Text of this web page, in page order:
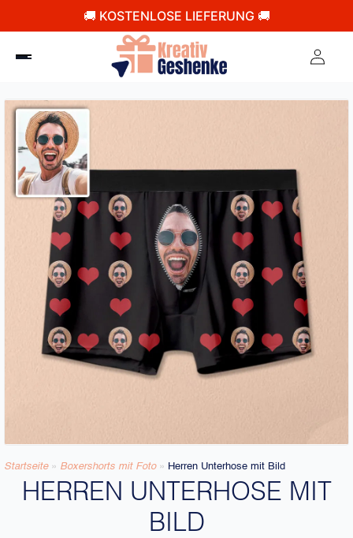
🚚 KOSTENLOSE LIEFERUNG 🚚
Startseite » Boxershorts mit Foto » Herren Unterhose mit Bild
HERREN UNTERHOSE MIT
BILD